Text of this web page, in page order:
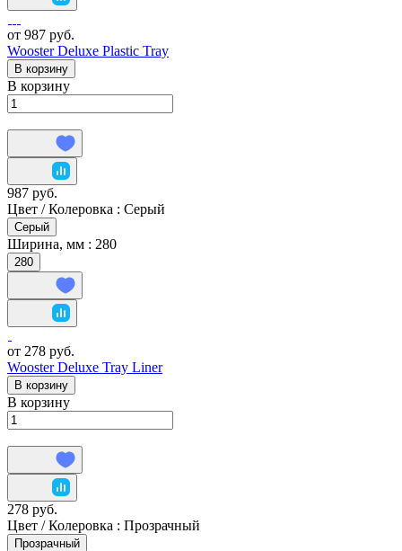
от 987 руб.
Wooster Deluxe Plastic Tray
В корзину
В корзину
987 руб.
Цвет / Колеровка : Серый
Серый
Ширина, мм : 280
280
от 278 руб.
Wooster Deluxe Tray Liner
В корзину
В корзину
278 руб.
Цвет / Колеровка : Прозрачный
Прозрачный